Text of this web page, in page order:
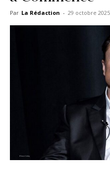
Par La Rédaction - 29 octobre 2025